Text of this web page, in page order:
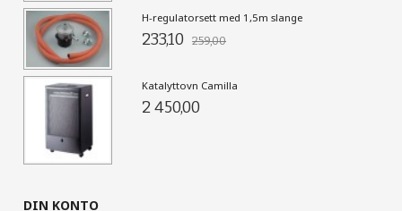
H-regulatorsett med 1,5m slange
233,10 259,00
Katalyttovn Camilla
2 450,00
DIN KONTO